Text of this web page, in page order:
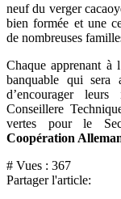
neuf du verger
bien formée et une
de nombreuses
Chaque apprenant à
banquable qui sera
d’encourager
Conseillere
vertes pour le
Coopération
# Vues : 367
Partager l'article: